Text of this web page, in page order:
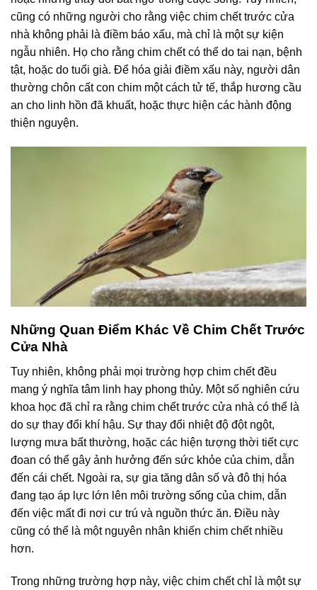
cũng có những người cho rằng việc chim chết trước cửa
nhà không phải là điềm báo xấu, mà chỉ là một sự kiện
ngẫu nhiên. Họ cho rằng chim chết có thể do tai nạn, bệnh
tật, hoặc do tuổi già. Để hóa giải điềm xấu này, người dân
thường chôn cất con chim một cách tử tế, thắp hương cầu
an cho linh hồn đã khuất, hoặc thực hiện các hành động
thiện nguyện.
Những Quan Điểm Khác Về Chim Chết Trước
Cửa Nhà
Tuy nhiên, không phải mọi trường hợp chim chết đều
mang ý nghĩa tâm linh hay phong thủy. Một số nghiên cứu
khoa học đã chỉ ra rằng chim chết trước cửa nhà có thể là
do sự thay đổi khí hậu. Sự thay đổi nhiệt độ đột ngột,
lượng mưa bất thường, hoặc các hiện tượng thời tiết cực
đoan có thể gây ảnh hưởng đến sức khỏe của chim, dẫn
đến cái chết. Ngoài ra, sự gia tăng dân số và đô thị hóa
đang tạo áp lực lớn lên môi trường sống của chim, dẫn
đến việc mất đi nơi cư trú và nguồn thức ăn. Điều này
cũng có thể là một nguyên nhân khiến chim chết nhiều
hơn.
Trong những trường hợp này, việc chim chết chỉ là một sự